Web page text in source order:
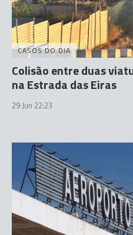
CASOS DO DIA
Colisão entre duas
na Estrada das Eiras
29 Jun 22:23